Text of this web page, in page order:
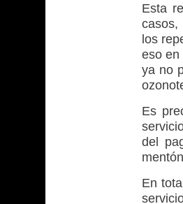
Esta
casos,
los
eso en
ya no
Es
del
En